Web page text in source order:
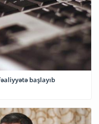
başlayıb